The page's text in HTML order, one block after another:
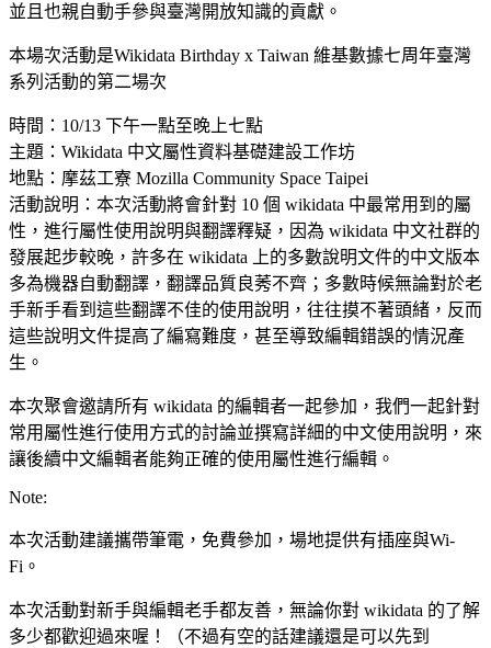
並且也親自動手參與臺灣開放知識的貢獻。
本場次活動是Wikidata Birthday x Taiwan 維基數據七周年臺灣
系列活動的第二場次
時間：10/13 下午一點至晚上七點
主題：Wikidata 中文屬性資料基礎建設工作坊
地點：摩茲工寮 Mozilla Community Space Taipei
活動說明：本次活動將會針對 10 個 wikidata 中最常用到的屬
性，進行屬性使用說明與翻譯釋疑，因為 wikidata 中文社群的
發展起步較晚，許多在 wikidata 上的多數說明文件的中文版本
多為機器自動翻譯，翻譯品質良莠不齊；多數時候無論對於老
手新手看到這些翻譯不佳的使用說明，往往摸不著頭緒，反而
這些說明文件提高了編寫難度，甚至導致編輯錯誤的情況產
生。
本次聚會邀請所有 wikidata 的編輯者一起參加，我們一起針對
常用屬性進行使用方式的討論並撰寫詳細的中文使用說明，來
讓後續中文編輯者能夠正確的使用屬性進行編輯。
Note:
本次活動建議攜帶筆電，免費參加，場地提供有插座與Wi-
Fi。
本次活動對新手與編輯老手都友善，無論你對 wikidata 的了解
多少都歡迎過來喔！（不過有空的話建議還是可以先到